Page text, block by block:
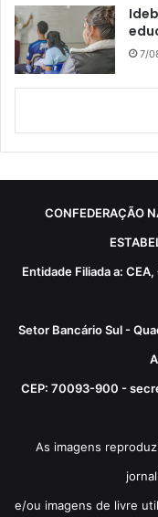
7/
CONFEDERAÇÃO
Entidade Filiada a: CEA,
Setor Bancário Sul -
CEP: 70093-900 -
As imagens
e/ou imagens de livre